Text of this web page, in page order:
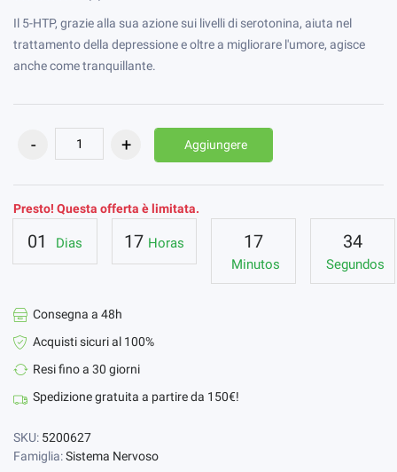
Il 5-HTP, grazie alla sua azione sui livelli di serotonina, aiuta nel
trattamento della depressione e oltre a migliorare l'umore, agisce
anche come tranquillante.
Aggiungere
Presto! Questa offerta è limitata.
01 Dias 17 Horas 17
Minutos
33
Segundos
Consegna a 48h
Acquisti sicuri al 100%
Resi fino a 30 giorni
Spedizione gratuita a partire da 150€!
SKU: 5200627
Famiglia:Sistema Nervoso